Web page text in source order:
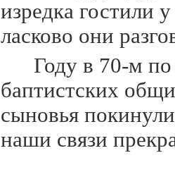
изредка гостили
ласково они
Году в 70-м
баптистских
сыновья
наши связи